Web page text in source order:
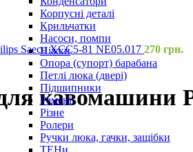
Корпусні деталі
Крильчатки
Насоси, помпи
Ніжки
Опора (супорт) барабана
Петлі люка (двері)
Підшипники
Ремені
Різне
Ролери
Ручки люка, гачки, защібки
ТЕНи
Saeco XCC5-81 NE05.017 270 грн.
кавомашини